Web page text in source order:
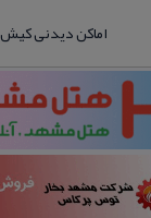
اماکن دیدنی کیش